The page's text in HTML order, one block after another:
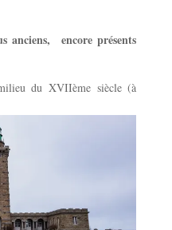
anciens, encore présents
du XVIIème siècle (à